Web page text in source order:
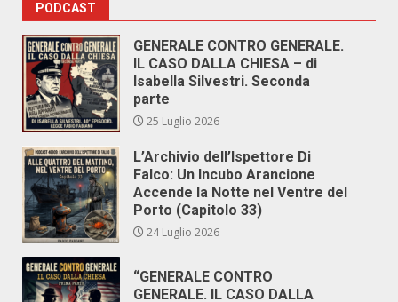
PODCAST
GENERALE CONTRO GENERALE.
IL CASO DALLA CHIESA – di
Isabella Silvestri. Seconda
parte
25 Luglio 2026
L’Archivio dell’Ispettore Di
Falco: Un Incubo Arancione
Accende la Notte nel Ventre del
Porto (Capitolo 33)
24 Luglio 2026
“GENERALE CONTRO
GENERALE. IL CASO DALLA